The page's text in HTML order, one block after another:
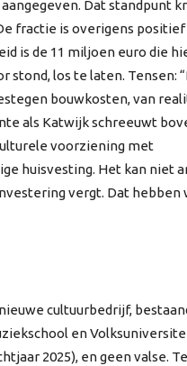
Dat standpunt
fractie is overigens
is de 11 miljoen euro die
stond, los te laten. Tensen:
bouwkosten, van
als Katwijk schreeuwt
voorziening met
huisvesting. Het kan niet
vergt. Dat hebben
cultuurbedrijf,
en
2025), en geen valse.